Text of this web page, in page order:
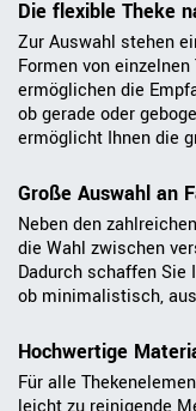
Die flexible Theke
Zur Auswahl stehen
Formen von
ermöglichen die
ob gerade oder
ermöglicht Ihnen die
Große Auswahl an
Neben den
die Wahl zwischen
Dadurch schaffen Sie
ob minimalistisch,
Hochwertige
Für alle